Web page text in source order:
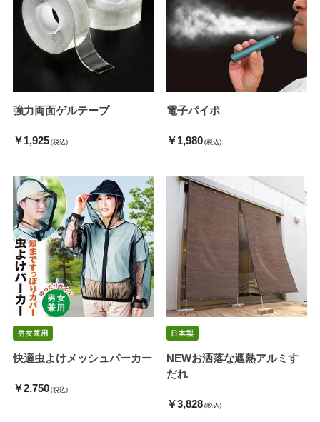
強力両面ゲルテープ
￥1,925 (税込)
電子パイポ
￥1,980 (税込)
快適虫よけメッシュパーカー
￥2,750 (税込)
NEWお洒落な遮熱アルミす
だれ
￥3,828 (税込)